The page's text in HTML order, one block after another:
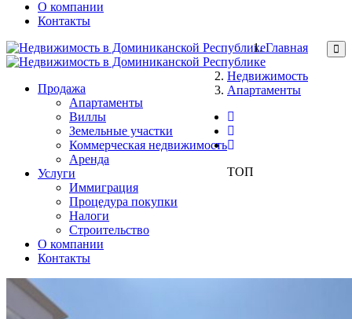
О компании
Контакты
Продажа
Апартаменты
Виллы
Земельные участки
Коммерческая недвижимость
Аренда
Услуги
Иммиграция
Процедура покупки
Налоги
Строительство
О компании
Контакты
Главная
Недвижимость
Апартаменты
ТОП